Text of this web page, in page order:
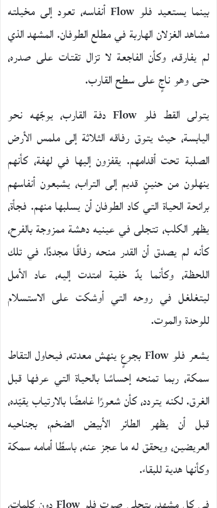
بينما يستعيد فلو Flow أنفاسه، تعود إلى مخيلته
مشاهد الغزلان الهاربة في مطلع الطوفان. المشهد الذي
لم يفارقه، وكأن الفاجعة لا تزال تقتات على صدره،
حتى وهو ناجٍ على سطح القارب.
يتولى القط فلو Flow دفة القارب، يوجّهه نحو
اليابسة، حيث يتوق رفاقه الثلاثة إلى ملمس الأرض
الصلبة تحت أقدامهم. يقفزون إليها في لهفة، كأنهم
ينهلون من حنينٍ قديم إلى التراب، يشبعون أنفاسهم
برائحة الحياة التي كاد الطوفان أن يسلبها منهم. فجأة،
يظهر الكلب، تتجلى في عينيه دهشة ممزوجة بالفرح،
كأنه لم يصدق أن القدر منحه رفاقًا مجددًا. في تلك
اللحظة، وكأنما يدٌ خفية امتدت إليه، عاد الأمل
ليتغلغل في روحه التي أوشكت على الاستسلام
للوحدة والموت.
يشعر فلو Flow بجوعٍ ينهش معدته، فيحاول التقاط
سمكة، ربما تمنحه إحساسًا بالحياة التي عرفها قبل
الغرق. لكنه يتردد، كأن شعورًا غامضًا بالارتياب يقيّده،
قبل أن يظهر الطائر الأبيض الضخم، بجناحيه
العريضين، ويحقق له ما عجز عنه، باسطًا أمامه سمكة
وكأنها هدية للبقاء.